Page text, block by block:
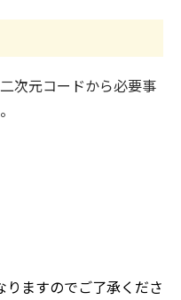
次元コードから必要事
ますのでご了承くださ